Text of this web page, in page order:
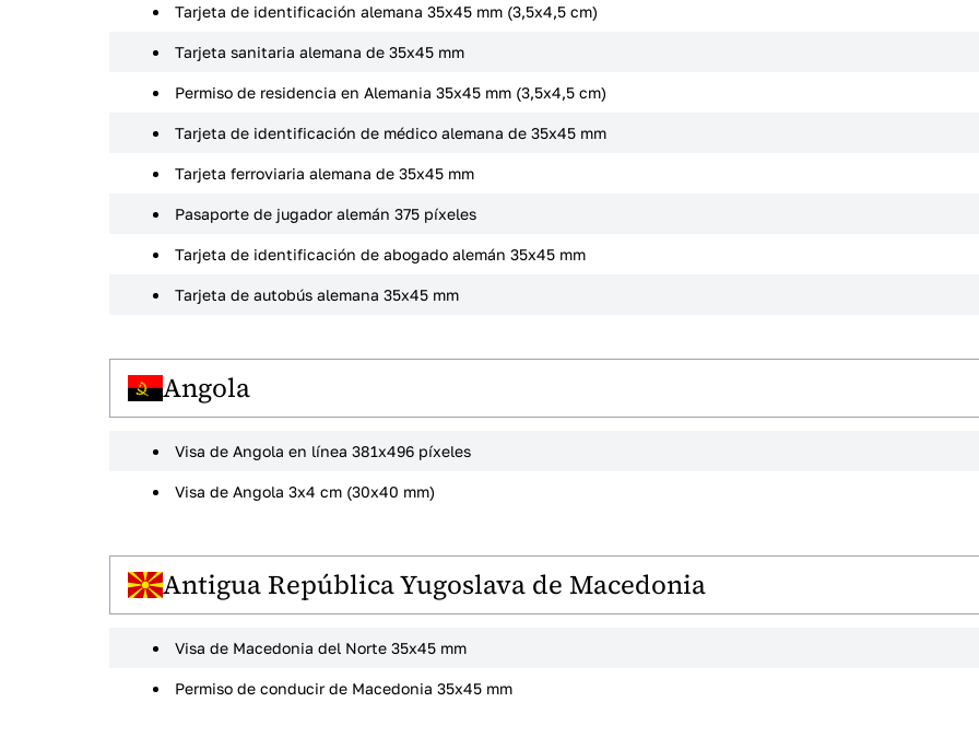
Tarjeta de identificación alemana 35x45 mm (3,5x4,5 cm)
Tarjeta sanitaria alemana de 35x45 mm
Permiso de residencia en Alemania 35x45 mm (3,5x4,5 cm)
Tarjeta de identificación de médico alemana de 35x45 mm
Tarjeta ferroviaria alemana de 35x45 mm
Pasaporte de jugador alemán 375 píxeles
Tarjeta de identificación de abogado alemán 35x45 mm
Tarjeta de autobús alemana 35x45 mm
Angola
Visa de Angola en línea 381x496 píxeles
Visa de Angola 3x4 cm (30x40 mm)
Antigua República Yugoslava de Macedonia
Visa de Macedonia del Norte 35x45 mm
Permiso de conducir de Macedonia 35x45 mm